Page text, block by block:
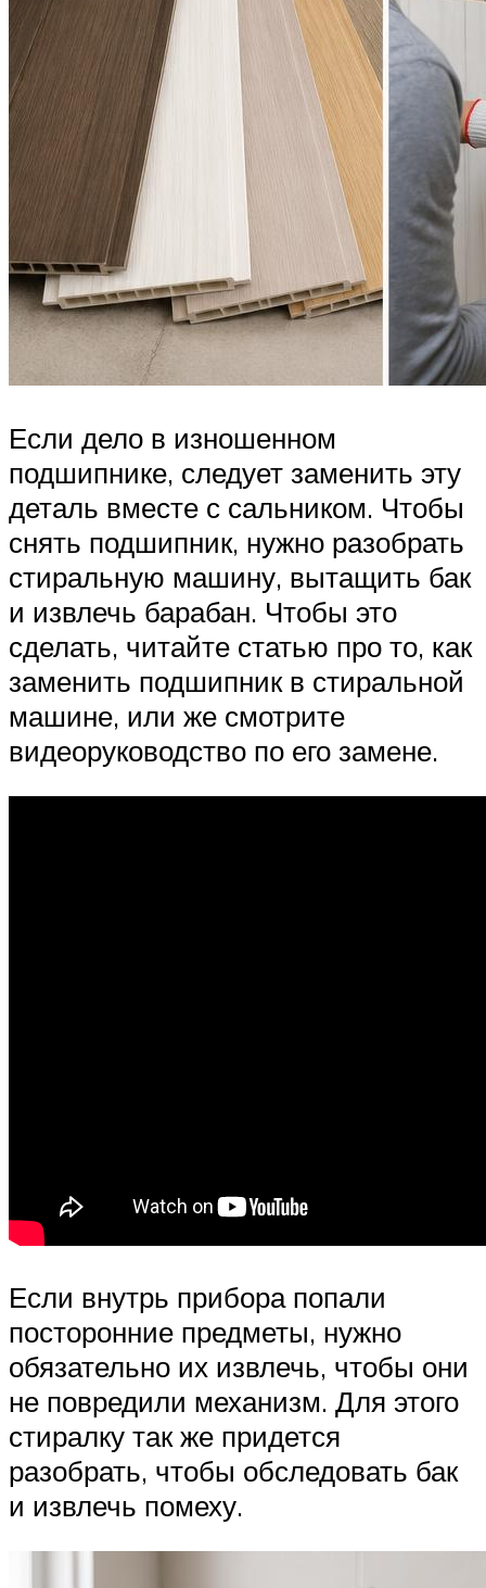
Если дело в изношенном
подшипнике, следует заменить эту
деталь вместе с сальником. Чтобы
снять подшипник, нужно разобрать
стиральную машину, вытащить бак
и извлечь барабан. Чтобы это
сделать, читайте статью про то, как
заменить подшипник в стиральной
машине, или же смотрите
видеоруководство по его замене.
Если внутрь прибора попали
посторонние предметы, нужно
обязательно их извлечь, чтобы они
не повредили механизм. Для этого
стиралку так же придется
разобрать, чтобы обследовать бак
и извлечь помеху.